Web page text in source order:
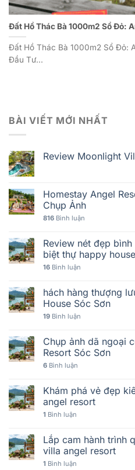
Đất Hồ Thác Bà 1000m2 Sổ Đỏ:
Đất Hồ Thác Bà 1000m2 Sổ Đỏ:
Đầu Tư...
BÀI VIẾT MỚI NHẤT
Review Moonlight
Homestay Angel
Chụp Ảnh
816 Bình luận
Review nét đẹp
biệt thự happy house
16 Bình luận
hách hàng thượng
House Sóc Sơn
19 Bình luận
Chụp ảnh dã ngoại
Resort Sóc Sơn
6 Bình luận
Khám phá vẻ đẹp
angel resort
1 Bình luận
Lắp cam hành trình
villa angel resort
1 Bình luận